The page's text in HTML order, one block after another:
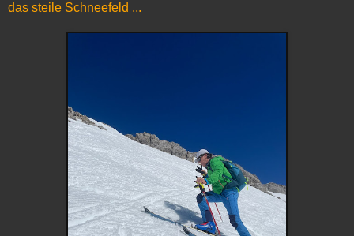
das steile Schneefeld ...